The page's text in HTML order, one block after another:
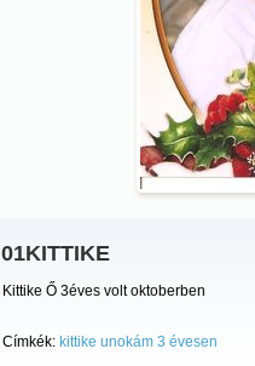
01KITTIKE
Kittike Ő 3éves volt oktoberben
Címkék: kittike unokám 3 évesen